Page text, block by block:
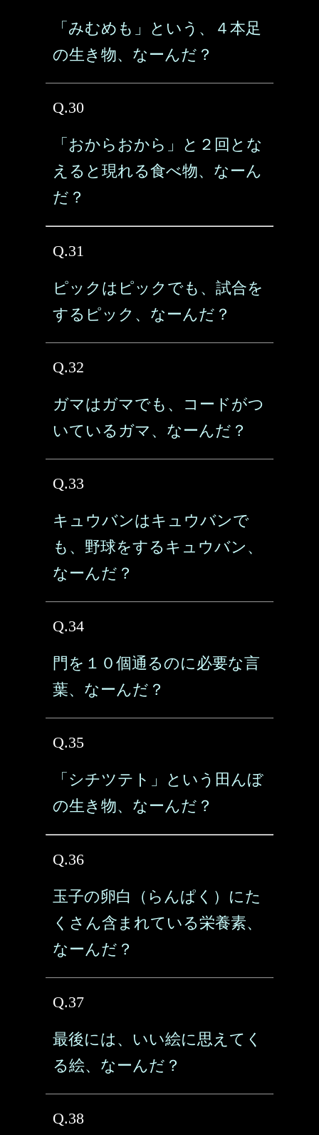
「みむめも」という、４本足
の生き物、なーんだ？
Q.30
「おからおから」と２回とな
えると現れる食べ物、なーん
だ？
Q.31
ピックはピックでも、試合を
するピック、なーんだ？
Q.32
ガマはガマでも、コードがつ
いているガマ、なーんだ？
Q.33
キュウバンはキュウバンで
も、野球をするキュウバン、
なーんだ？
Q.34
門を１０個通るのに必要な言
葉、なーんだ？
Q.35
「シチツテト」という田んぼ
の生き物、なーんだ？
Q.36
玉子の卵白（らんぱく）にた
くさん含まれている栄養素、
なーんだ？
Q.37
最後には、いい絵に思えてく
る絵、なーんだ？
Q.38